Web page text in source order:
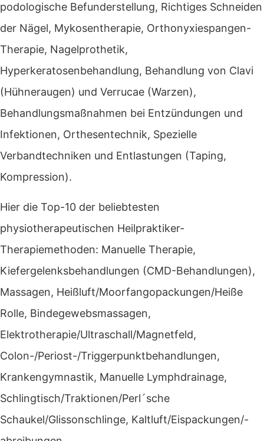
podologische Befunderstellung, Richtiges Schneiden
der Nägel, Mykosentherapie, Orthonyxiespangen-
Therapie, Nagelprothetik,
Hyperkeratosenbehandlung, Behandlung von Clavi
(Hühneraugen) und Verrucae (Warzen),
Behandlungsmaßnahmen bei Entzündungen und
Infektionen, Orthesentechnik, Spezielle
Verbandtechniken und Entlastungen (Taping,
Kompression).
Hier die Top-10 der beliebtesten
physiotherapeutischen Heilpraktiker-
Therapiemethoden: Manuelle Therapie,
Kiefergelenksbehandlungen (CMD-Behandlungen),
Massagen, Heißluft/Moorfangopackungen/Heiße
Rolle, Bindegewebsmassagen,
Elektrotherapie/Ultraschall/Magnetfeld,
Colon-/Periost-/Triggerpunktbehandlungen,
Krankengymnastik, Manuelle Lymphdrainage,
Schlingtisch/Traktionen/Perl´sche
Schaukel/Glissonschlinge, Kaltluft/Eispackungen/-